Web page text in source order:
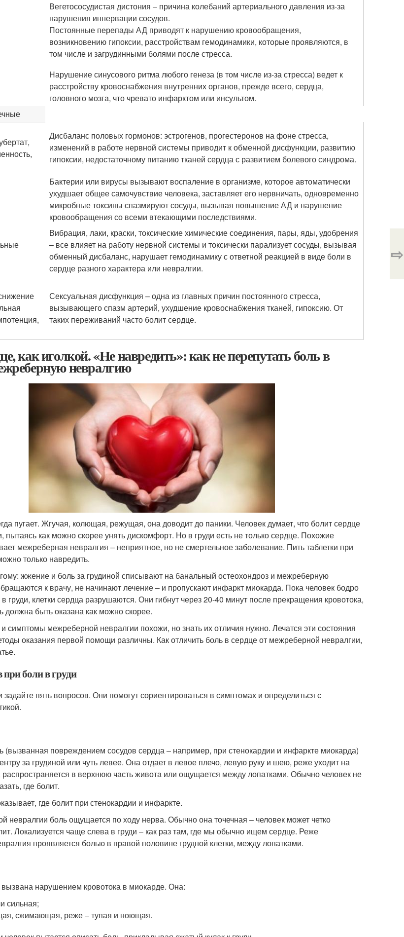
Вегетососудистая дистония – причина колебаний артериального давления из-за
нарушения иннервации сосудов.
Постоянные перепады АД приводят к нарушению кровообращения,
возникновению гипоксии, расстройствам гемодинамики, которые проявляются, в
том числе и загрудинными болями после стресса.
Нарушение синусового ритма любого генеза (в том числе из-за стресса) ведет к
расстройству кровоснабжения внутренних органов, прежде всего, сердца,
головного мозга, что чревато инфарктом или инсультом.
Дисбаланс половых гормонов: эстрогенов, прогестеронов на фоне стресса,
изменений в работе нервной системы приводит к обменной дисфункции, развитию
гипоксии, недостаточному питанию тканей сердца с развитием болевого синдрома.
Бактерии или вирусы вызывают воспаление в организме, которое автоматически
ухудшает общее самочувствие человека, заставляет его нервничать, одновременно
микробные токсины спазмируют сосуды, вызывая повышение АД и нарушение
кровообращения со всеми втекающими последствиями.
Вибрация, лаки, краски, токсические химические соединения, пары, яды, удобрения
– все влияет на работу нервной системы и токсически парализует сосуды, вызывая
обменный дисбаланс, нарушает гемодинамику с ответной реакцией в виде боли в
сердце разного характера или невралгии.
Сексуальная дисфункция – одна из главных причин постоянного стресса,
вызывающего спазм артерий, ухудшение кровоснабжения тканей, гипоксию. От
таких переживаний часто болит сердце.
как иголкой. «Не навредить»: как не перепутать боль в
невралгию
пугает. Жгучая, колющая, режущая, она доводит до паники. Человек думает, что болит сердце
пытаясь как можно скорее унять дискомфорт. Но в груди есть не только сердце. Похожие
межреберная невралгия – неприятное, но не смертельное заболевание. Пить таблетки при
только навредить.
жжение и боль за грудиной списывают на банальный остеохондроз и межреберную
к врачу, не начинают лечение – и пропускают инфаркт миокарда. Пока человек бодро
в груди, клетки сердца разрушаются. Они гибнут через 20-40 минут после прекращения кровотока,
должна быть оказана как можно скорее.
симптомы межреберной невралгии похожи, но знать их отличия нужно. Лечатся эти состояния
оказания первой помощи различны. Как отличить боль в сердце от межреберной невралгии,
при боли в груди
задайте пять вопросов. Они помогут сориентироваться в симптомах и определиться с
(вызванная повреждением сосудов сердца – например, при стенокардии и инфаркте миокарда)
за грудиной или чуть левее. Она отдает в левое плечо, левую руку и шею, реже уходит на
распространяется в верхнюю часть живота или ощущается между лопатками. Обычно человек не
где болит.
где болит при стенокардии и инфаркте.
невралгии боль ощущается по ходу нерва. Обычно она точечная – человек может четко
Локализуется чаще слева в груди – как раз там, где мы обычно ищем сердце. Реже
проявляется болью в правой половине грудной клетки, между лопатками.
нарушением кровотока в миокарде. Она:
сильная;
сжимающая, реже – тупая и ноющая.
⇨